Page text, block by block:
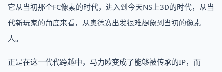
它从当初那个FC像素的时代，进入到今天NS上3D的时代，从当
代新玩家的角度来看，从奥德赛出发很难想象到当初的像素
人。
正是在这一代代跨越中，马力欧变成了能够被传承的IP，而